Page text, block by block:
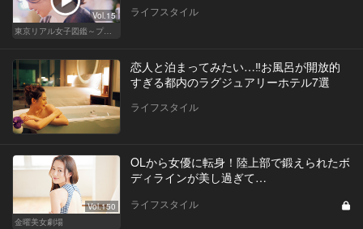
Vol.15
東京リアル女子図鑑～プロローグ編～
ライフスタイル
恋人と泊まってみたい…‼お風呂が開放的
すぎる都内のラグジュアリーホテル7選
ライフスタイル
Vol.150
金曜美女劇場
OLから女優に転身！陸上部で鍛えられたボ
ディラインが美し過ぎて…
ライフスタイル